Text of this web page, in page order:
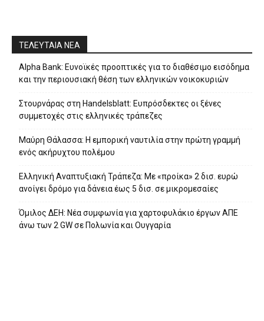
ΤΕΛΕΥΤΑΙΑ ΝΕΑ
Alpha Bank: Ευνοϊκές προοπτικές για το διαθέσιμο εισόδημα
και την περιουσιακή θέση των ελληνικών νοικοκυριών
Στουρνάρας στη Handelsblatt: Ευπρόσδεκτες οι ξένες
συμμετοχές στις ελληνικές τράπεζες
Μαύρη Θάλασσα: Η εμπορική ναυτιλία στην πρώτη γραμμή
ενός ακήρυχτου πολέμου
Ελληνική Αναπτυξιακή Τράπεζα: Με «προίκα» 2 δισ. ευρώ
ανοίγει δρόμο για δάνεια έως 5 δισ. σε μικρομεσαίες
Όμιλος ΔΕΗ: Νέα συμφωνία για χαρτοφυλάκιο έργων ΑΠΕ
άνω των 2 GW σε Πολωνία και Ουγγαρία